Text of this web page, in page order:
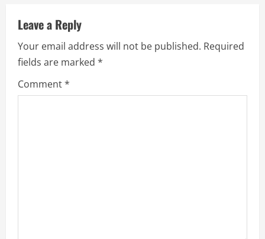
e
R
e
Leave a Reply
Your email address will not be published. Required
fields are marked *
Comment*